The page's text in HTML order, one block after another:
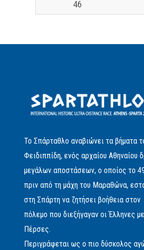
46
Το Σπάρταθλο αναβιώνει τα βήματα
Φειδιππίδη, ενός αρχαίου Αθηναίου
μεγάλων αποστάσεων, ο οποίος το
πριν από τη μάχη του Μαραθώνα,
στη Σπάρτη να ζητήσει βοήθεια στον
πόλεμο που διεξήγαγαν οι Έλληνες
Πέρσες.
Περιγράφεται ως ο πιο δύσκολος